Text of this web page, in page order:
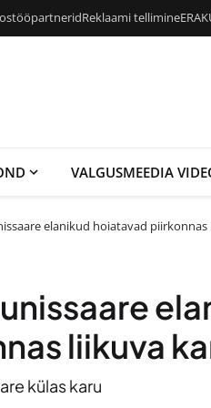
Reklaami tellimine
VALGUSMEEDIA
elanikud hoiatavad
liikuva
külas karu